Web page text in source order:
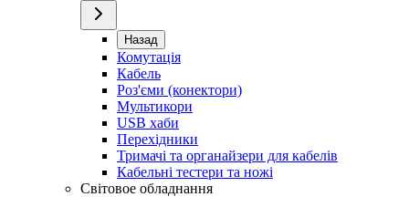
Назад
Комутація
Кабель
Роз'єми (конектори)
Мультикори
USB хаби
Перехідники
Тримачі та органайзери для кабелів
Кабельні тестери та ножі
Світовое обладнання